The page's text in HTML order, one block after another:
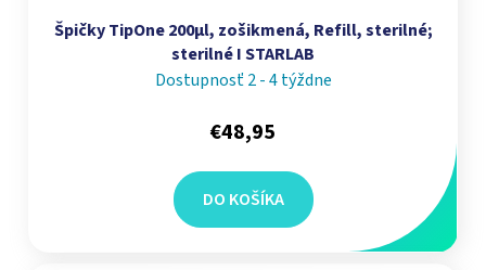
Špičky TipOne 200µl, zošikmená, Refill, sterilné;
sterilné I STARLAB
Dostupnosť 2 - 4 týždne
€48,95
DO KOŠÍKA